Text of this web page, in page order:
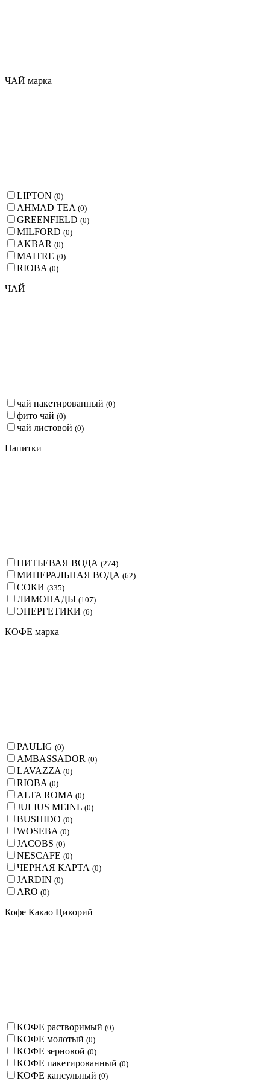
ЧАЙ марка
LIPTON (0)
AHMAD TEA (0)
GREENFIELD (0)
MILFORD (0)
AKBAR (0)
MAITRE (0)
RIOBA (0)
ЧАЙ
чай пакетированный (0)
фито чай (0)
чай листовой (0)
Напитки
ПИТЬЕВАЯ ВОДА (274)
МИНЕРАЛЬНАЯ ВОДА (62)
СОКИ (335)
ЛИМОНАДЫ (107)
ЭНЕРГЕТИКИ (6)
КОФЕ марка
PAULIG (0)
AMBASSADOR (0)
LAVAZZA (0)
RIOBA (0)
ALTA ROMA (0)
JULIUS MEINL (0)
BUSHIDO (0)
WOSEBA (0)
JACOBS (0)
NESCAFE (0)
ЧЕРНАЯ КАРТА (0)
JARDIN (0)
ARO (0)
Кофе Какао Цикорий
КОФЕ растворимый (0)
КОФЕ молотый (0)
КОФЕ зерновой (0)
КОФЕ пакетированный (0)
КОФЕ капсульный (0)